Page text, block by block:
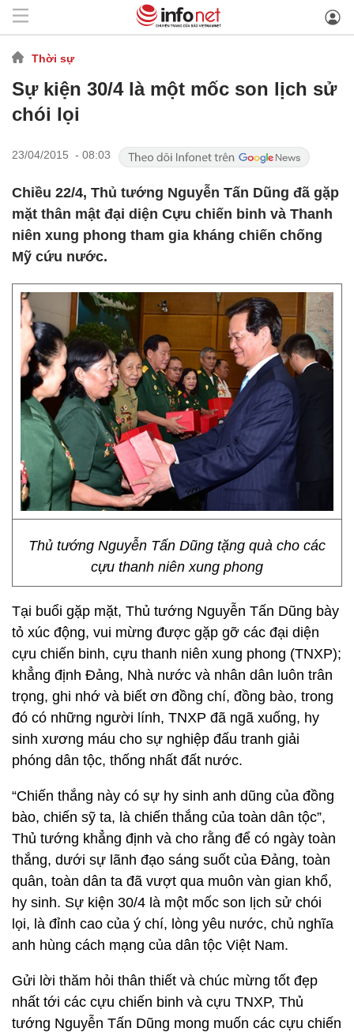
Thời sự
Sự kiện 30/4 là một mốc son lịch sử
chói lọi
23/04/2015 - 08:03
Chiều 22/4, Thủ tướng Nguyễn Tấn Dũng đã gặp
mặt thân mật đại diện Cựu chiến binh và Thanh
niên xung phong tham gia kháng chiến chống
Mỹ cứu nước.
Thủ tướng Nguyễn Tấn Dũng tặng quà cho các
cựu thanh niên xung phong
Tại buổi gặp mặt, Thủ tướng Nguyễn Tấn Dũng bày
tỏ xúc động, vui mừng được gặp gỡ các đại diện
cựu chiến binh, cựu thanh niên xung phong (TNXP);
khẳng định Đảng, Nhà nước và nhân dân luôn trân
trọng, ghi nhớ và biết ơn đồng chí, đồng bào, trong
đó có những người lính, TNXP đã ngã xuống, hy
sinh xương máu cho sự nghiệp đấu tranh giải
phóng dân tộc, thống nhất đất nước.
“Chiến thắng này có sự hy sinh anh dũng của đồng
bào, chiến sỹ ta, là chiến thắng của toàn dân tộc”,
Thủ tướng khẳng định và cho rằng để có ngày toàn
thắng, dưới sự lãnh đạo sáng suốt của Đảng, toàn
quân, toàn dân ta đã vượt qua muôn vàn gian khổ,
hy sinh. Sự kiện 30/4 là một mốc son lịch sử chói
lọi, là đỉnh cao của ý chí, lòng yêu nước, chủ nghĩa
anh hùng cách mạng của dân tộc Việt Nam.
Gửi lời thăm hỏi thân thiết và chúc mừng tốt đẹp
nhất tới các cựu chiến binh và cựu TNXP, Thủ
tướng Nguyễn Tấn Dũng mong muốn các cựu chiến